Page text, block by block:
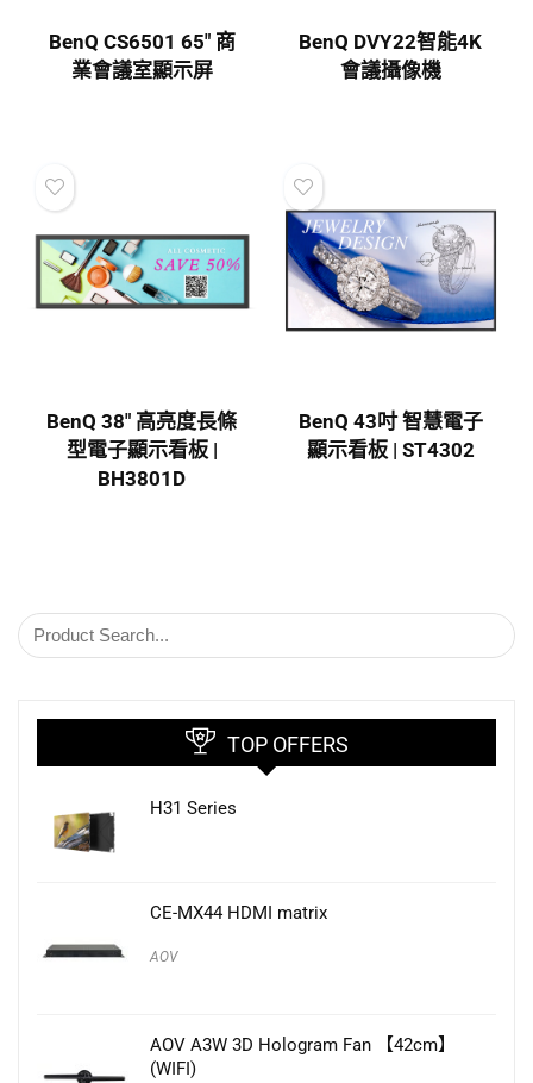
BenQ CS6501 65″ 商
業會議室顯示屏
BenQ DVY22智能4K
會議攝像機
BenQ 38″ 高亮度長條
型電子顯示看板 |
BH3801D
BenQ 43吋 智慧電子
顯示看板 | ST4302
TOP OFFERS
H31 Series
CE-MX44 HDMI matrix
AOV
AOV A3W 3D Hologram Fan 【42cm】
(WIFI)